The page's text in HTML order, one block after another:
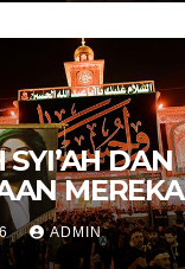
MEREKA
DAN
ADMIN